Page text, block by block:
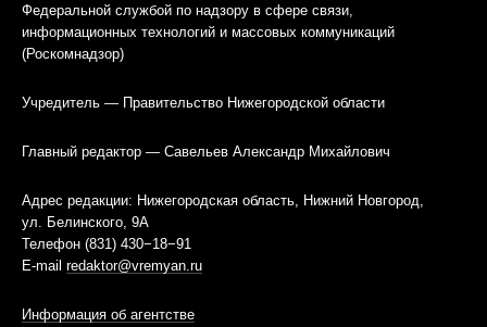
Федеральной службой по надзору в сфере связи,
информационных технологий и массовых коммуникаций
(Роскомнадзор)
Учредитель — Правительство Нижегородской области
Главный редактор — Савельев Александр Михайлович
Адрес редакции: Нижегородская область, Нижний Новгород,
ул. Белинского, 9А
Телефон (831) 430−18−91
E-mail redaktor@vremyan.ru
Информация об агентстве